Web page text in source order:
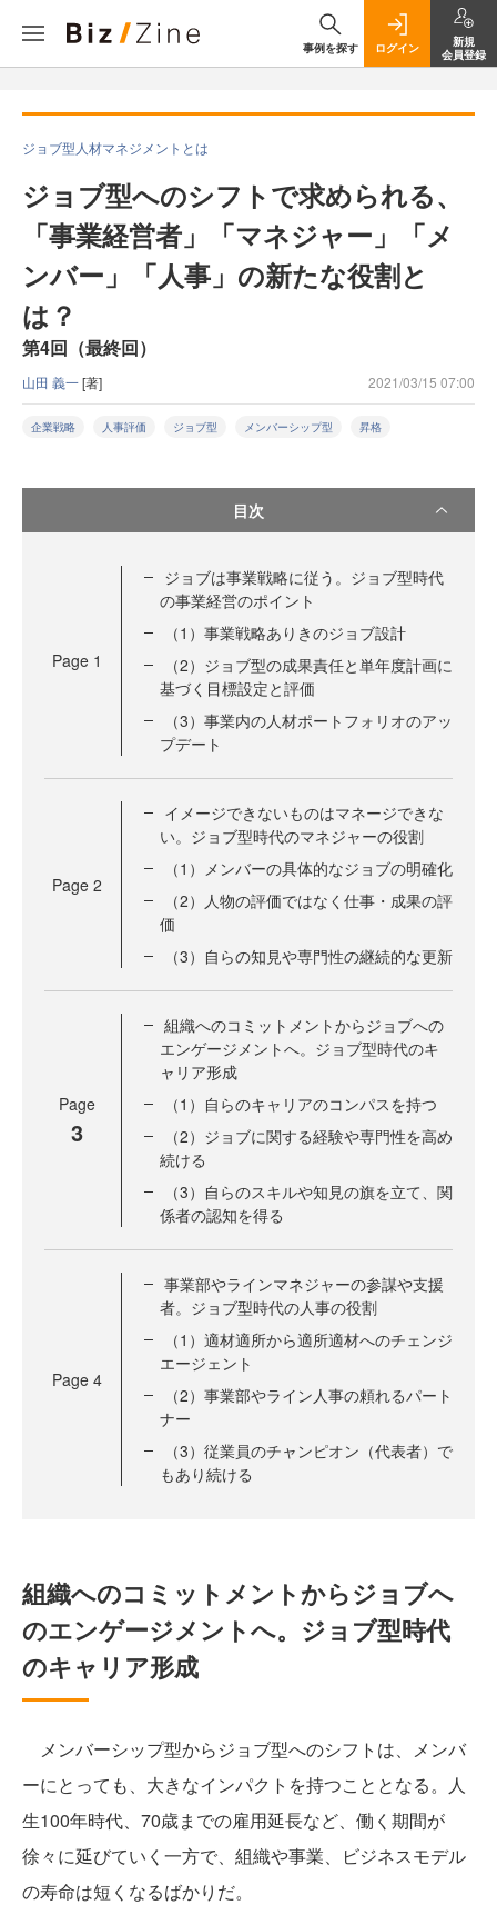
事例を探す ログイン
新規
会員登録
ジョブ型人材マネジメントとは
ジョブ型へのシフトで求められる、
「事業経営者」「マネジャー」「メ
ンバー」「人事」の新たな役割と
は？
第4回（最終回）
山田 義一[著] 2021/03/15 07:00
企業戦略 人事評価 ジョブ型 メンバーシップ型 昇格
目次
Page 1
ジョブは事業戦略に従う。ジョブ型時代
の事業経営のポイント
（1）事業戦略ありきのジョブ設計
（2）ジョブ型の成果責任と単年度計画に
基づく目標設定と評価
（3）事業内の人材ポートフォリオのアッ
プデート
Page 2
イメージできないものはマネージできな
い。ジョブ型時代のマネジャーの役割
（1）メンバーの具体的なジョブの明確化
（2）人物の評価ではなく仕事・成果の評
価
（3）自らの知見や専門性の継続的な更新
Page
3
組織へのコミットメントからジョブへの
エンゲージメントへ。ジョブ型時代のキ
ャリア形成
（1）自らのキャリアのコンパスを持つ
（2）ジョブに関する経験や専門性を高め
続ける
（3）自らのスキルや知見の旗を立て、関
係者の認知を得る
Page 4
事業部やラインマネジャーの参謀や支援
者。ジョブ型時代の人事の役割
（1）適材適所から適所適材へのチェンジ
エージェント
（2）事業部やライン人事の頼れるパート
ナー
（3）従業員のチャンピオン（代表者）で
もあり続ける
組織へのコミットメントからジョブへ
のエンゲージメントへ。ジョブ型時代
のキャリア形成
メンバーシップ型からジョブ型へのシフトは、メンバ
ーにとっても、大きなインパクトを持つこととなる。人
生100年時代、70歳までの雇用延長など、働く期間が
徐々に延びていく一方で、組織や事業、ビジネスモデル
の寿命は短くなるばかりだ。